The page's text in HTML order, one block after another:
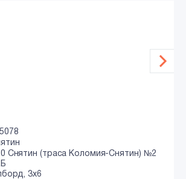
Снятин (траса Коломия-Снятин) №2
3х6